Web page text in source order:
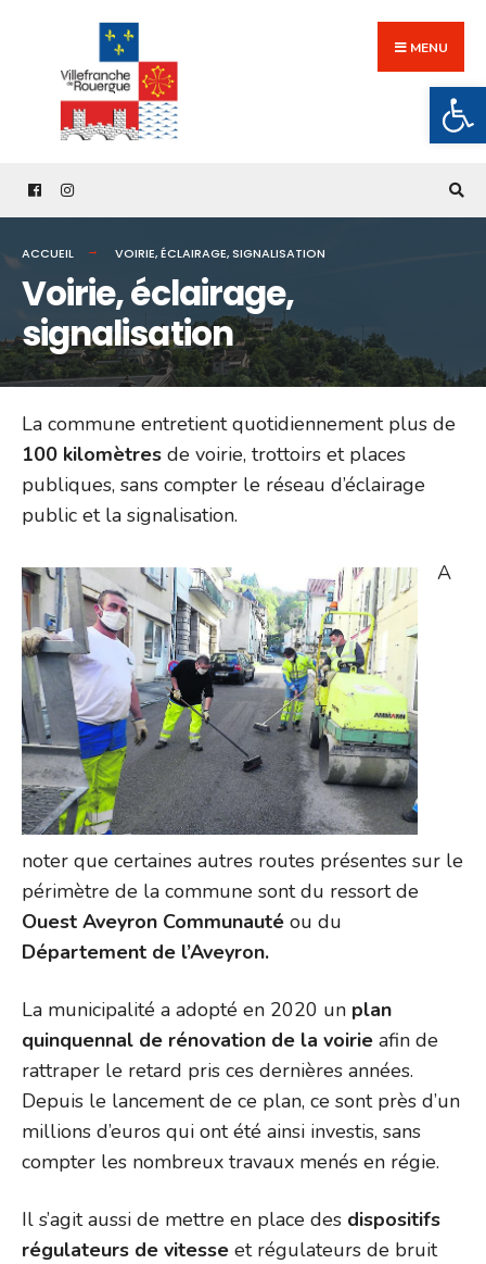
content
MENU
ACCUEIL VOIRIE, ÉCLAIRAGE, SIGNALISATION
Voirie, éclairage,
signalisation
La commune entretient quotidiennement plus de
100 kilomètres de voirie, trottoirs et places
publiques, sans compter le réseau d’éclairage
public et la signalisation.
A
noter que certaines autres routes présentes sur le
périmètre de la commune sont du ressort de
Ouest Aveyron Communauté ou du
Département de l’Aveyron.
La municipalité a adopté en 2020 un plan
quinquennal de rénovation de la voirie afin de
rattraper le retard pris ces dernières années.
Depuis le lancement de ce plan, ce sont près d’un
millions d’euros qui ont été ainsi investis, sans
compter les nombreux travaux menés en régie.
Il s’agit aussi de mettre en place des dispositifs
régulateurs de vitesse et régulateurs de bruit